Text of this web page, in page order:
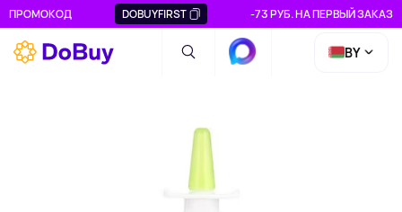
ПРОМОКОД DOBUYFIRST -73 РУБ. НА ПЕРВЫЙ ЗАКАЗ
BY